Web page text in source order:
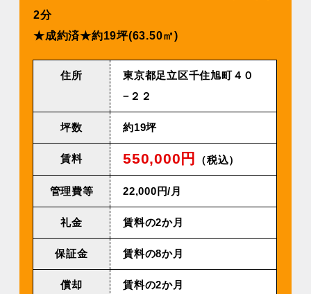
2分
★成約済★約19坪(63.50㎡)
住所
東京都足立区千住旭町４０
−２２
坪数 約19坪
賃料 550,000円 （税込）
管理費等 22,000円/⽉
礼金 賃料の2か月
保証金 賃料の8か月
償却 賃料の2か月